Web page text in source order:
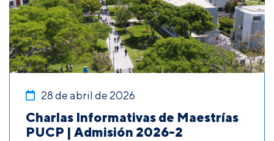
28 de abril de 2026
Charlas Informativas de Maestrías
PUCP | Admisión 2026-2